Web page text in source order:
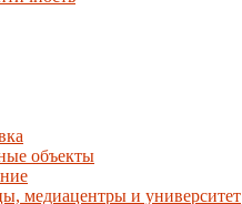
объекты
медиацентры и университет